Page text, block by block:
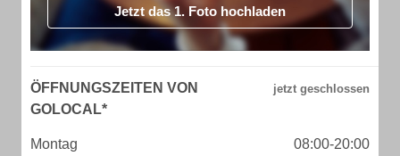
Jetzt das 1. Foto hochladen
ÖFFNUNGSZEITEN VON
GOLOCAL*
Montag 08:00-20:00